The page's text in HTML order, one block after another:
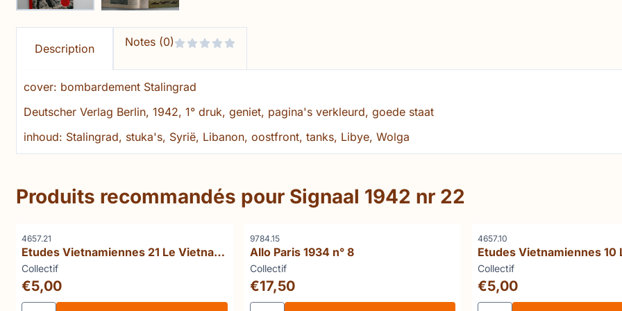
Description Notes (0)
cover: bombardement Stalingrad
Deutscher Verlag Berlin, 1942, 1° druk, geniet, pagina's verkleurd, goede staat
inhoud: Stalingrad, stuka's, Syrië, Libanon, oostfront, tanks, Libye, Wolga
Produits recommandés pour Signaal 1942 nr 22
Référence
4657.21
Etudes Vietnamiennes 21 Le Vietnam
traditionnel
Marque :
Collectif
Prix: 5,00
€5,00
Référence
9784.15
Allo Paris 1934 n° 8
Marque :
Collectif
Prix: 17,50
€17,50
Référence
4657.10
Etudes Vietnamiennes 10
vietnamienne
Marque :
Collectif
Prix: 5,00
€5,00